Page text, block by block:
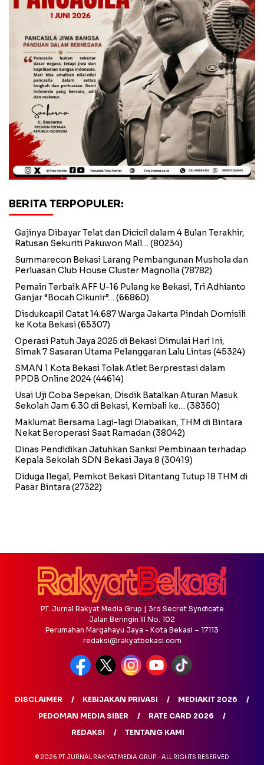
BERITA TERPOPULER:
Gajinya Dibayar Telat dan Dicicil dalam 4 Bulan Terakhir,
Ratusan Sekuriti Pakuwon Mall… (80234)
Summarecon Bekasi Larang Pembangunan Mushola dan
Perluasan Club House Cluster Magnolia (78782)
Pemain Terbaik AFF U-16 Pulang ke Bekasi, Tri Adhianto
Ganjar “Bocah Cikunir”… (66860)
Disdukcapil Catat 14.687 Warga Jakarta Pindah Domisili
ke Kota Bekasi(65307)
Operasi Patuh Jaya 2025 di Bekasi Dimulai Hari Ini,
Simak 7 Sasaran Utama Pelanggaran Lalu Lintas (45324)
SMAN 1 Kota Bekasi Tolak Atlet Berprestasi dalam
PPDB Online 2024(44614)
Usai Uji Coba Sepekan, Disdik Batalkan Aturan Masuk
Sekolah Jam 6.30 di Bekasi, Kembali ke… (38350)
Maklumat Bersama Lagi-lagi Diabaikan, THM di Bintara
Nekat Beroperasi Saat Ramadan (38042)
Dinas Pendidikan Jatuhkan Sanksi Pembinaan terhadap
Kepala Sekolah SDN Bekasi Jaya 8 (30419)
Diduga Ilegal, Pemkot Bekasi Ditantang Tutup 18 THM di
Pasar Bintara (27322)
PT. Jurnal Rakyat Media Grup | 3rd Secret Syndicate
Jalan Beringin III No. 102
Perumahan Margahayu Jaya - Kota Bekasi – 17113
redaksi@rakyatbekasi.com
DISCLAIMER KEBIJAKAN PRIVASI
MEDIAKIT 2026
PEDOMAN MEDIA SIBER
RATE CARD 2026
REDAKSI
TENTANG KAMI
© 2026 PT. JURNAL RAKYAT MEDIA GRUP - ALL RIGHTS RESERVED